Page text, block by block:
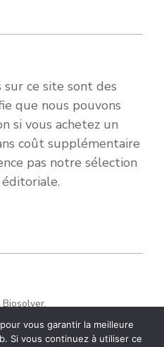
ce site sont des
que nous pouvons
si vous achetez un
coût supplémentaire
pas notre sélection
vous garantir la meilleure
Si vous continuez à utiliser ce